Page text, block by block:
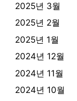
2025년 3월
2025년 2월
2025년 1월
2024년 12월
2024년 11월
2024년 10월